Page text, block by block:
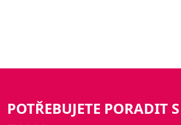
POTŘEBUJETE PORADIT